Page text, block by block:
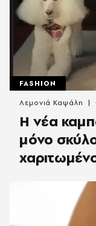
FASHION
Η νέα
μόνο
Λεμονιά Καψάλη